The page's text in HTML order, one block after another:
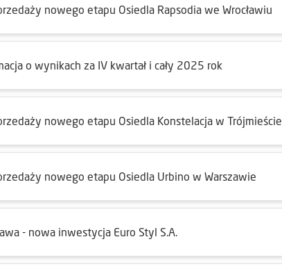
nowego etapu Osiedla Rapsodia we Wrocławiu
o wynikach za IV kwartał i cały 2025 rok
nowego etapu Osiedla Konstelacja w Trójmieście
nowego etapu Osiedla Urbino w Warszawie
- nowa inwestycja Euro Styl S.A.